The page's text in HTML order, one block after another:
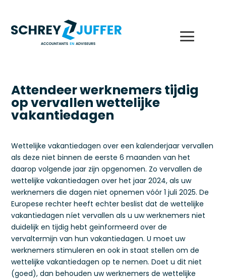
Attendeer werknemers tijdig
op vervallen wettelijke
vakantiedagen
Wettelijke vakantiedagen over een kalenderjaar vervallen
als deze niet binnen de eerste 6 maanden van het
daarop volgende jaar zijn opgenomen. Zo vervallen de
wettelijke vakantiedagen over het jaar 2024, als uw
werknemers die dagen niet opnemen vóór 1 juli 2025. De
Europese rechter heeft echter beslist dat de wettelijke
vakantiedagen níet vervallen als u uw werknemers niet
duidelijk en tijdig hebt geïnformeerd over de
vervaltermijn van hun vakantiedagen. U moet uw
werknemers stimuleren en ook in staat stellen om de
wettelijke vakantiedagen op te nemen. Doet u dit niet
(goed), dan behouden uw werknemers de wettelijke